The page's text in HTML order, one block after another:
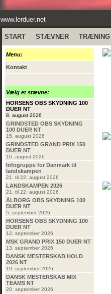
www.lerduer.net
START STÆVNER TRÆNING
Menu:
Kontakt
Vælg et stævne:
HORSENS OBS SKYDNING 100
DUER NT
8. august 2026
GRINDSTED OBS SKYDNING
100 DUER NT
15. august 2026
GRINDSTED GRAND PRIX 150
DUER NT
16. august 2026
Infogruppe for Danmark til
landskampen
21. til 22. august 2026
LANDSKAMPEN 2026
21. til 22. august 2026
ÅLBORG OBS SKYDNING 100
DUER NT
5. september 2026
HORSENS OBS SKYDNING 100
DUER NT
12. september 2026
MSK GRAND PRIX 150 DUER NT
13. september 2026
DANSK MESTERSKAB HOLD
2026 NT
19. september 2026
DANSK MESTERSKAB MIX
TEAMS NT
20. september 2026